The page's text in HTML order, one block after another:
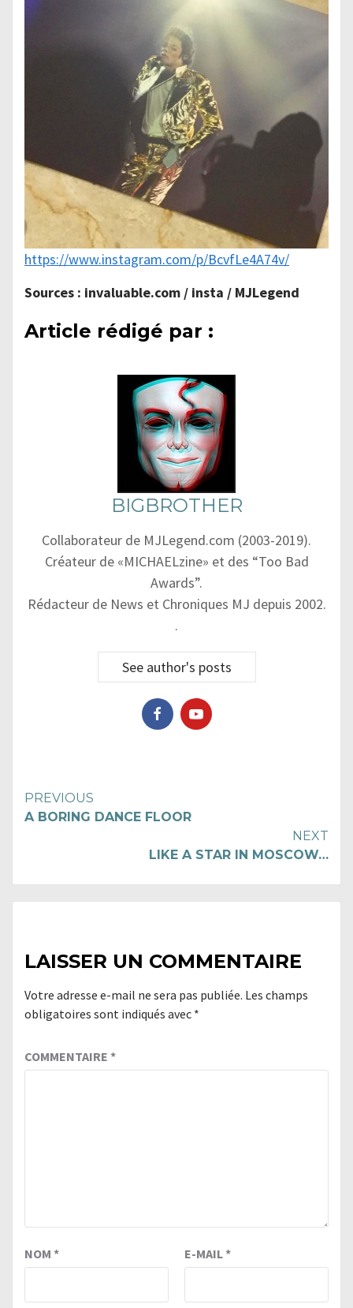
https://www.instagram.com/p/BcvfLe4A74v/
Sources : invaluable.com / insta / MJLegend
Article rédigé par :
BIGBROTHER
Collaborateur de MJLegend.com (2003-2019).
Créateur de «MICHAELzine» et des “Too Bad
Awards”.
Rédacteur de News et Chroniques MJ depuis 2002.
.
See author's posts
Continue
PREVIOUS
A BORING DANCE FLOOR
NEXT
LIKE A STAR IN MOSCOW…
LAISSER UN COMMENTAIRE
Votre adresse e-mail ne sera pas publiée. Les champs
obligatoires sont indiqués avec *
COMMENTAIRE *
NOM * E-MAIL*